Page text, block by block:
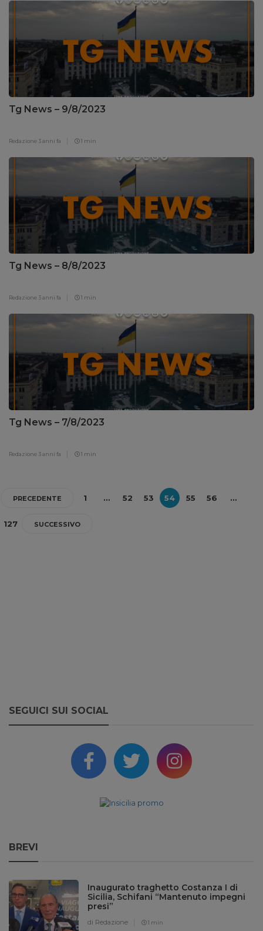
Tg News – 9/8/2023
Redazione 3 anni fa 1 min
Tg News – 8/8/2023
Redazione 3 anni fa 1 min
Tg News – 7/8/2023
Redazione 3 anni fa 1 min
PRECEDENTE 1 … 52 53 54 55 56 …
127 SUCCESSIVO
SEGUICI SUI SOCIAL
BREVI
Inaugurato traghetto Costanza I di
Sicilia, Schifani “Mantenuto impegni
presi”
di Redazione 1 min